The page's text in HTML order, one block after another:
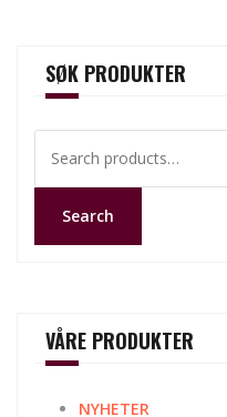
SØK PRODUKTER
for:
Search
VÅRE PRODUKTER
NYHETER